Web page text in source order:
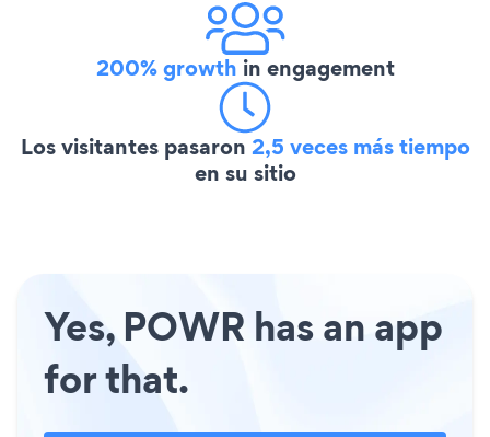
200% growth in engagement
Los visitantes pasaron 2,5 veces más tiempo
en su sitio
Yes, POWR has an app
for that.